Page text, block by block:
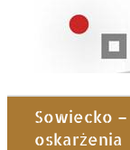
Sowiecko
oskarżenia